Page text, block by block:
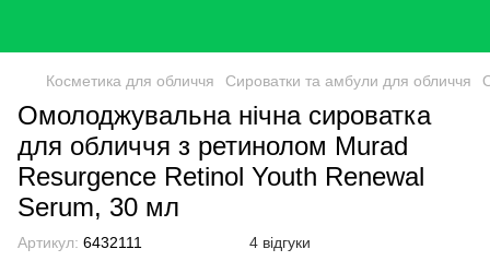
Косметика для обличчя Сироватки та амбули для обличчя
Омолоджувальна нічна сироватка
для обличчя з ретинолом Murad
Resurgence Retinol Youth Renewal
Serum, 30 мл
Артикул: 6432111 4 відгуки